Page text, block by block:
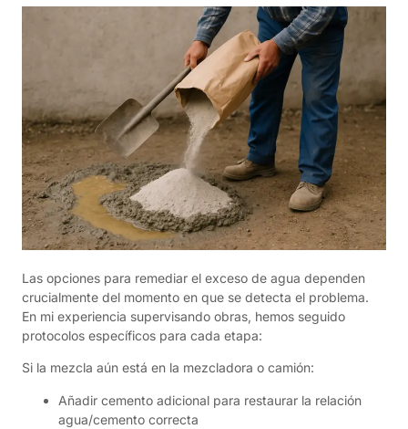
Las opciones para remediar el exceso de agua dependen
crucialmente del momento en que se detecta el problema.
En mi experiencia supervisando obras, hemos seguido
protocolos específicos para cada etapa:
Si la mezcla aún está en la mezcladora o camión:
Añadir cemento adicional para restaurar la relación
agua/cemento correcta